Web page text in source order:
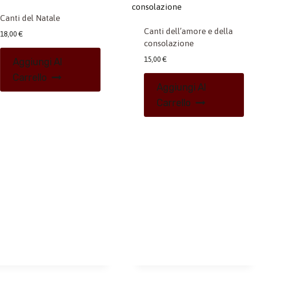
Canti del Natale
18,00 €
Aggiungi Al
Carrello
Canti dell’amore e della
consolazione
15,00 €
Aggiungi Al
Carrello